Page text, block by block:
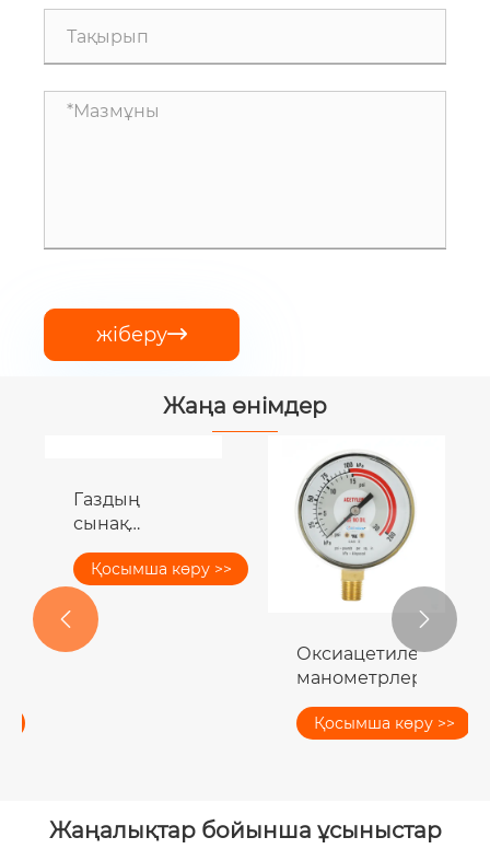
жіберу
Жаңа өнімдер
Газдың
сынақ
қысымын
өлшейтін
құрал
Қосымша көру >>
Оксиацетиленді
манометрлер
Қосымша көру >>
 
Жаңалықтар бойынша ұсыныстар